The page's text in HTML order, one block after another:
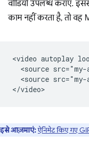
वीडियो उपलब्ध कराएं.
काम नहीं करता है, तो वह
<video autoplay
<source
<source
इसे आज़माएं:ऐनिमेट किए गए